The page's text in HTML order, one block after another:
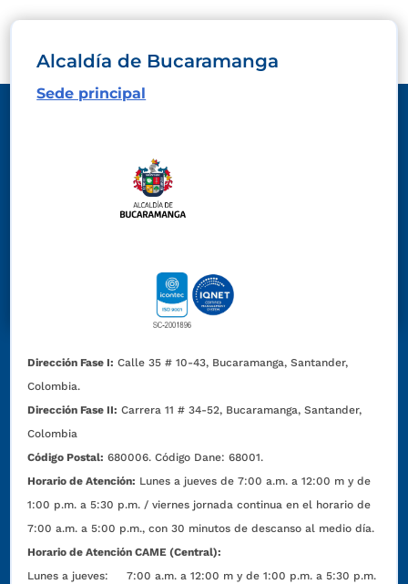
Alcaldía de Bucaramanga
Sede principal
Dirección Fase I: Calle 35 # 10-43, Bucaramanga, Santander,
Colombia.
Dirección Fase II: Carrera 11 # 34-52, Bucaramanga, Santander,
Colombia
Código Postal: 680006. Código Dane: 68001.
Horario de Atención: Lunes a jueves de 7:00 a.m. a 12:00 m y de
1:00 p.m. a 5:30 p.m. / viernes jornada continua en el horario de
7:00 a.m. a 5:00 p.m., con 30 minutos de descanso al medio día.
Horario de Atención CAME (Central):
Lunes a jueves: 7:00 a.m. a 12:00 m y de 1:00 p.m. a 5:30 p.m.